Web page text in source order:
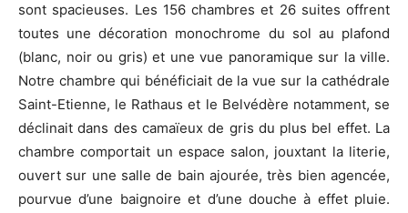
sont spacieuses. Les 156 chambres et 26 suites offrent
toutes une décoration monochrome du sol au plafond
(blanc, noir ou gris) et une vue panoramique sur la ville.
Notre chambre qui bénéficiait de la vue sur la cathédrale
Saint-Etienne, le Rathaus et le Belvédère notamment, se
déclinait dans des camaïeux de gris du plus bel effet. La
chambre comportait un espace salon, jouxtant la literie,
ouvert sur une salle de bain ajourée, très bien agencée,
pourvue d’une baignoire et d’une douche à effet pluie.